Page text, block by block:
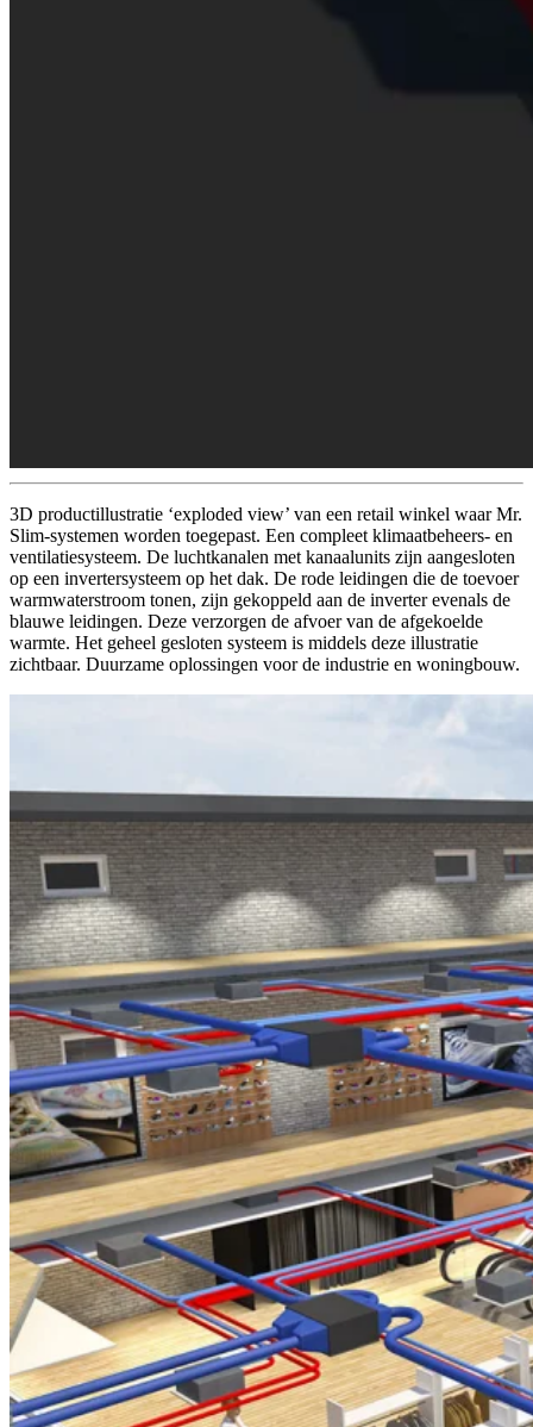
3D productillustratie ‘exploded view’ van een retail winkel waar Mr.
Slim-systemen worden toegepast. Een compleet klimaatbeheers- en
ventilatiesysteem. De luchtkanalen met kanaalunits zijn aangesloten
op een invertersysteem op het dak. De rode leidingen die de toevoer
warmwaterstroom tonen, zijn gekoppeld aan de inverter evenals de
blauwe leidingen. Deze verzorgen de afvoer van de afgekoelde
warmte. Het geheel gesloten systeem is middels deze illustratie
zichtbaar. Duurzame oplossingen voor de industrie en woningbouw.